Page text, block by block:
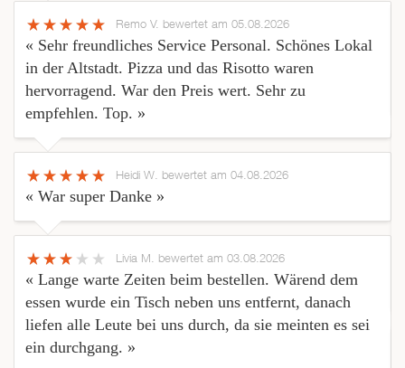
Remo V. bewertet am 05.08.2026
« Sehr freundliches Service Personal. Schönes Lokal
in der Altstadt. Pizza und das Risotto waren
hervorragend. War den Preis wert. Sehr zu
empfehlen. Top. »
Heidi W. bewertet am 04.08.2026
« War super Danke »
Livia M. bewertet am 03.08.2026
« Lange warte Zeiten beim bestellen. Wärend dem
essen wurde ein Tisch neben uns entfernt, danach
liefen alle Leute bei uns durch, da sie meinten es sei
ein durchgang. »